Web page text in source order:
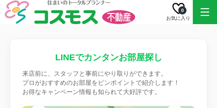
お気に入り
0
LINEでカンタンお部屋探し
来店前に、スタッフと事前にやり取りができます。
プロがおすすめのお部屋をピンポイントで紹介します！
お得なキャンペーン情報も知られて大好評です。